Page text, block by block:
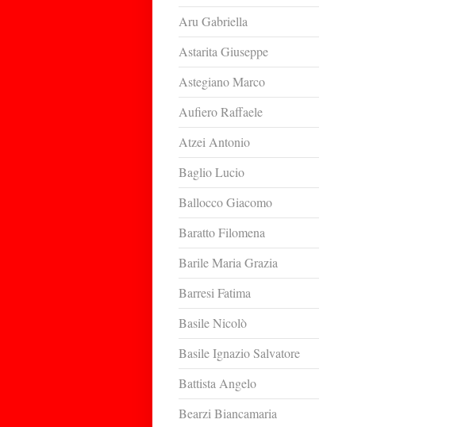
Aru Gabriella
Astarita Giuseppe
Astegiano Marco
Aufiero Raffaele
Atzei Antonio
Baglio Lucio
Ballocco Giacomo
Baratto Filomena
Barile Maria Grazia
Barresi Fatima
Basile Nicolò
Basile Ignazio Salvatore
Battista Angelo
Bearzi Biancamaria